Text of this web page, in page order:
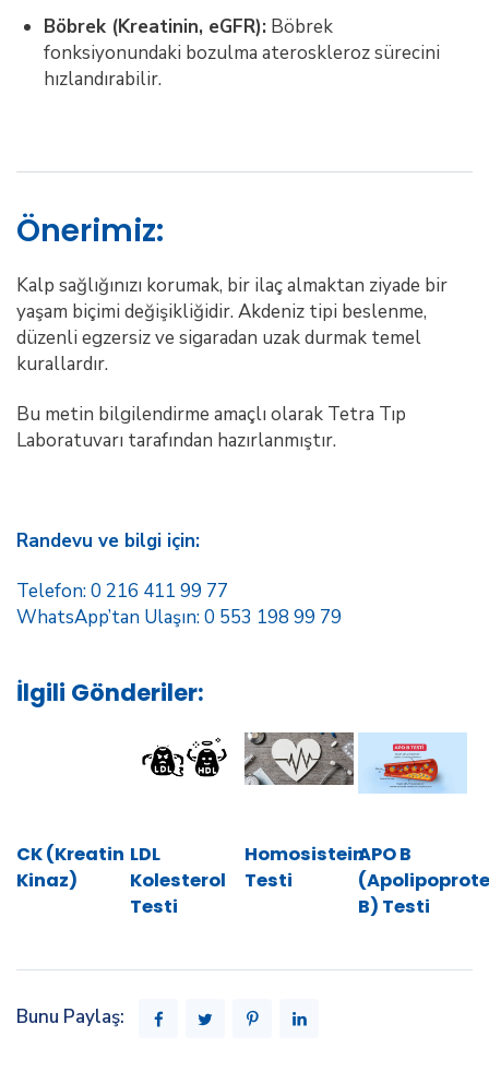
Böbrek (Kreatinin, eGFR): Böbrek
fonksiyonundaki bozulma ateroskleroz sürecini
hızlandırabilir.
Önerimiz:
Kalp sağlığınızı korumak, bir ilaç almaktan ziyade bir
yaşam biçimi değişikliğidir. Akdeniz tipi beslenme,
düzenli egzersiz ve sigaradan uzak durmak temel
kurallardır.
Bu metin bilgilendirme amaçlı olarak Tetra Tıp
Laboratuvarı tarafından hazırlanmıştır.
Randevu ve bilgi için:
Telefon: 0 216 411 99 77
WhatsApp’tan Ulaşın: 0 553 198 99 79
İlgili Gönderiler:
CK (Kreatin
Kinaz)
LDL
Kolesterol
Testi
Homosistein
Testi
APO B
B) Testi
Bunu Paylaş: